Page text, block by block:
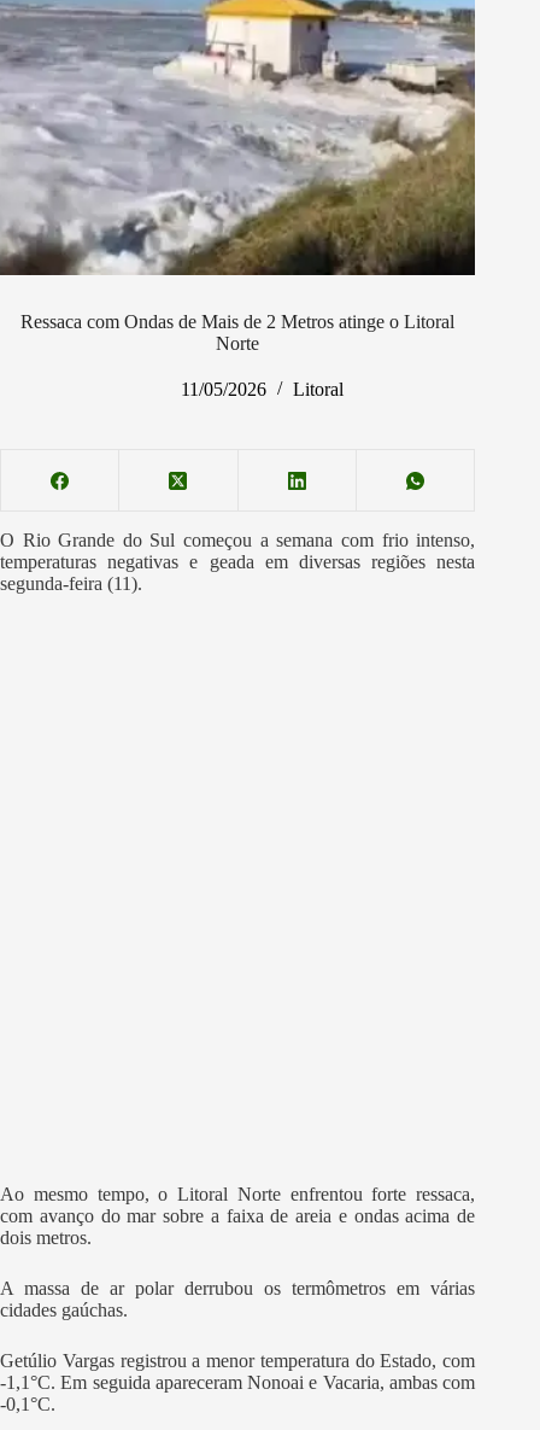
Ressaca com Ondas de Mais de 2 Metros atinge o Litoral
Norte
11/05/2026 Litoral
O Rio Grande do Sul começou a semana com frio intenso,
temperaturas negativas e geada em diversas regiões nesta
segunda-feira (11).
Ao mesmo tempo, o Litoral Norte enfrentou forte ressaca,
com avanço do mar sobre a faixa de areia e ondas acima de
dois metros.
A massa de ar polar derrubou os termômetros em várias
cidades gaúchas.
Getúlio Vargas registrou a menor temperatura do Estado, com
-1,1°C. Em seguida apareceram Nonoai e Vacaria, ambas com
-0,1°C.